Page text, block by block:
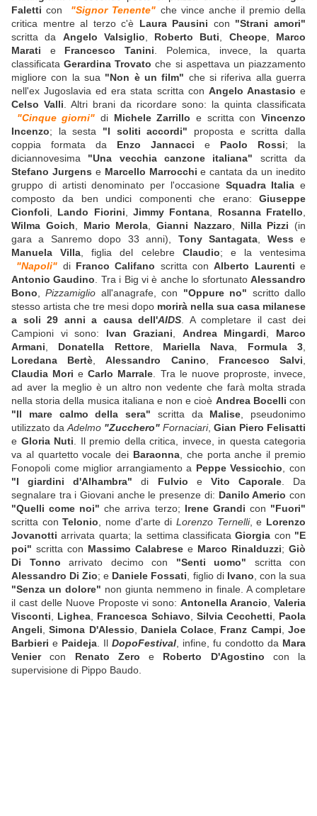
Faletti con "Signor Tenente" che vince anche il premio della
critica mentre al terzo c'è Laura Pausini con "Strani amori"
scritta da Angelo Valsiglio Roberto Buti Cheope, Marco
Marati e Francesco Tanini . Polemica, invece, la quarta
classificataGerardina Trovato che si aspettava un piazzamento
migliore con la sua "Non è un film" che si riferiva alla guerra
nell'ex Jugoslavia ed era stata scritta con Angelo Anastasio e
Celso Valli . Altri brani da ricordare sono: la quinta classificata
"Cinque giorni" di Michele Zarrillo e scritta conVincenzo
Incenzo; la sesta "I soliti accordi" proposta e scritta dalla
coppia formata da Enzo Jannacci e Paolo Rossi; la
diciannovesima "Una vecchia canzone italiana" scritta da
Stefano Jurgens e Marcello Marrocchi e cantata da un inedito
gruppo di artisti denominato per l'occasione Squadra Italia e
composto da ben undici componenti che erano: Giuseppe
Cionfoli
Lando Fiorini ,Jimmy Fontana Rosanna Fratello
Wilma Goich
Mario Merola Gianni Nazzaro Nilla Pizzi (in
gara a Sanremo dopo 33 anni), Tony Santagata Wess e
Manuela Villa , figlia del celebre Claudio; e la ventesima
"Napoli" di Franco Califano scritta conAlberto Laurenti e
Antonio Gaudino . Tra i Big vi è anche lo sfortunatoAlessandro
Bono ,Pizzamiglio all'anagrafe, con "Oppure no" scritto dallo
stesso artista che tre mesi dopo morirà nella sua casa milanese
a soli 29 anni a causa dell'AIDS . A completare il cast dei
Campioni vi sono: Ivan Graziani Andrea Mingardi
Marco
Armani
Donatella Rettore, Mariella Nava Formula 3
Loredana Bertè ,Alessandro Canino Francesco Salvi
Claudia Mori eCarlo Marrale . Tra le nuove proproste, invece,
ad aver la meglio è un altro non vedente che farà molta strada
nella storia della musica italiana e non e cioè Andrea Bocelli con
"Il mare calmo della sera" scritta da Malise , pseudonimo
utilizzato da Adelmo "Zucchero" Fornaciari, Gian Piero Felisatti
e Gloria Nuti . Il premio della critica, invece, in questa categoria
va al quartetto vocale dei Baraonna , che porta anche il premio
Fonopoli come miglior arrangiamento a Peppe Vessicchio , con
"I giardini d'Alhambra" di Fulvio e Vito Caporale. Da
segnalare tra i Giovani anche le presenze di: Danilo Amerio con
"Quelli come noi" che arriva terzo; Irene Grandi con "Fuori"
scritta conTelonio , nome d'arte diLorenzo Ternelli, e Lorenzo
Jovanotti arrivata quarta; la settima classificataGiorgia con "E
poi" scritta con Massimo Calabrese e Marco Rinalduzzi; Giò
Di Tonno arrivato decimo con "Senti uomo" scritta con
Alessandro Di Zio; e Daniele Fossati , figlio di Ivano , con la sua
"Senza un dolore" non giunta nemmeno in finale. A completare
il cast delle Nuove Proposte vi sono:Antonella Arancio ,Valeria
Visconti
Lighea Francesca Schiavo Silvia Cecchetti
Paola
Angeli ,Simona D'Alessio Daniela Colace Franz Campi ,Joe
Barbieri e Paideja . Il DopoFestival , infine, fu condotto da Mara
Veniercon Renato Zero e Roberto D'Agostino con la
supervisione di Pippo Baudo.